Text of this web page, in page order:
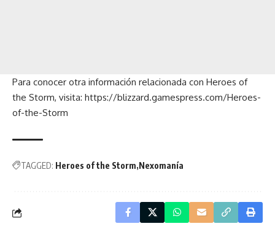
Para conocer otra información relacionada con Heroes of
the Storm, visita: https://blizzard.gamespress.com/Heroes-
of-the-Storm
TAGGED: Heroes of the Storm Nexomanía